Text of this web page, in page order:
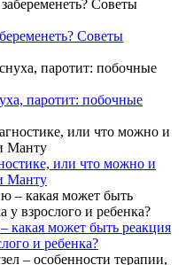
Советы
паротит: побочные
или что можно и
Манту
какая может быть реакция
и ребенка?